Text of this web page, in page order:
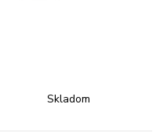
Skladom